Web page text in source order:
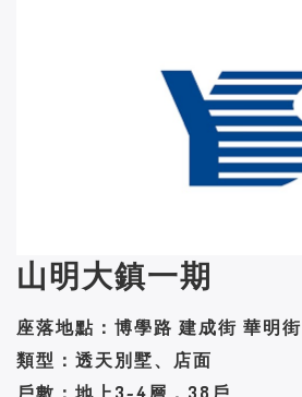
山明大鎮一期
座落地點：博學路 建成街 華明街
類型：透天別墅、店面